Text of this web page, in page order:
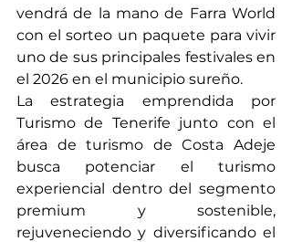
vendrá de la mano de Farra World
con el sorteo un paquete para vivir
uno de sus principales festivales en
el 2026 en el municipio sureño.
La estrategia emprendida por
Turismo de Tenerife junto con el
área de turismo de Costa Adeje
busca potenciar el turismo
experiencial dentro del segmento
premium y sostenible,
rejuveneciendo y diversificando el